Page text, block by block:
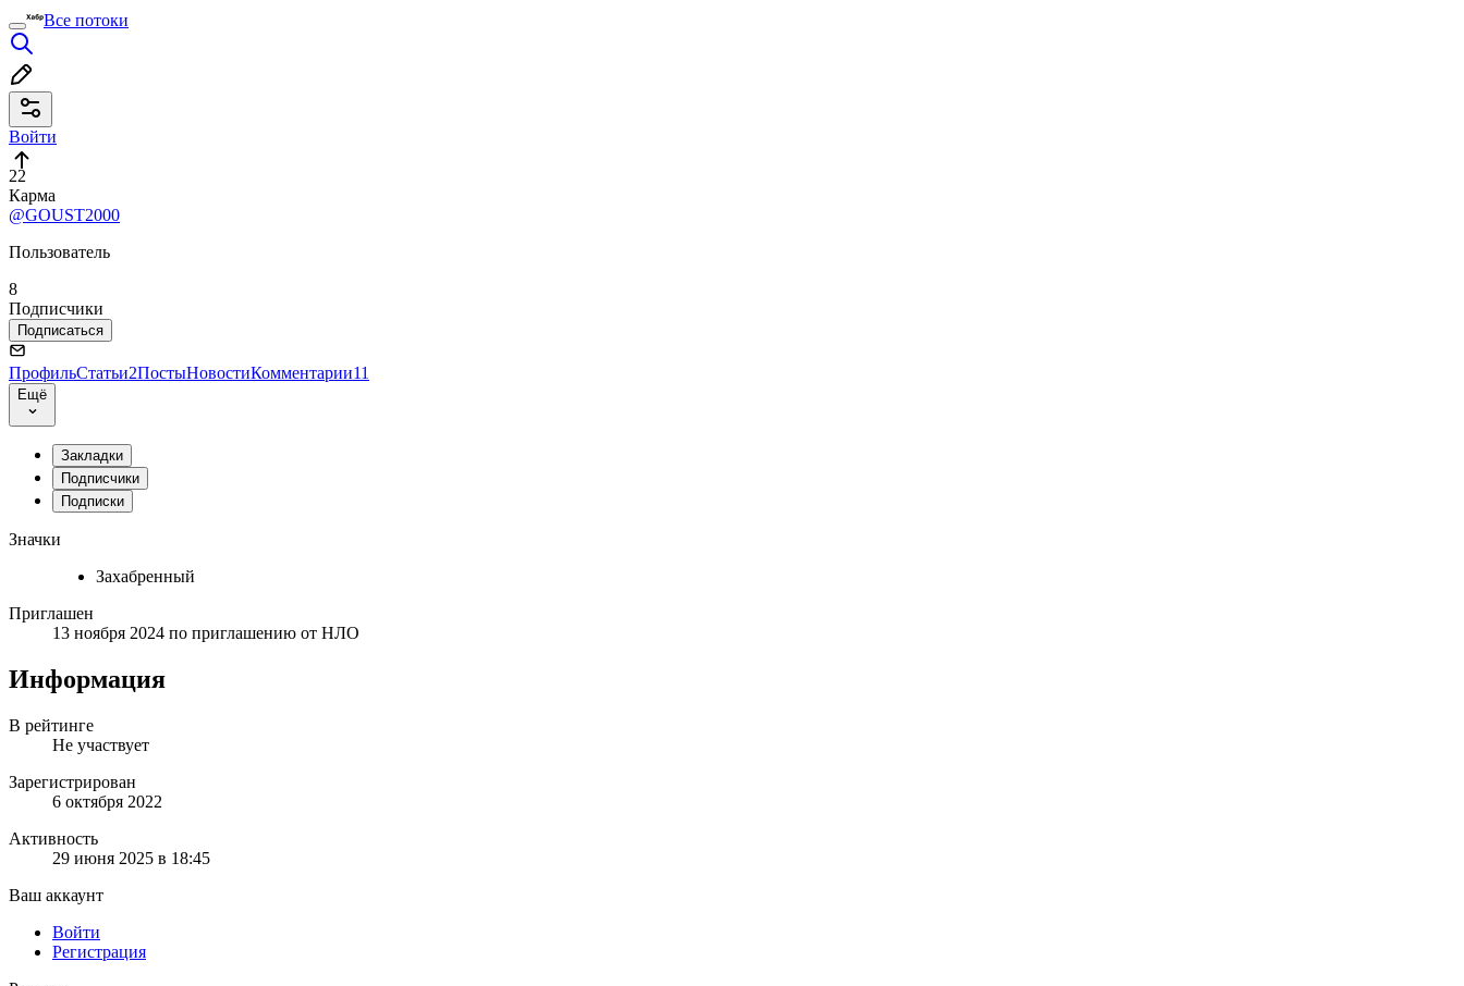
Все потоки
Войти
22
Карма
@GOUST2000
Пользователь
8
Подписчики
Подписаться
ПрофильСтатьи2ПостыНовостиКомментарии11
Ещё
Закладки
Подписчики
Подписки
Значки
Захабренный
Приглашен
13 ноября 2024 по приглашению от НЛО
Информация
В рейтинге
Не участвует
Зарегистрирован
6 октября 2022
Активность
29 июня 2025 в 18:45
Ваш аккаунт
Войти
Регистрация